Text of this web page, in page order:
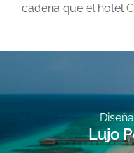
cadena que el hotel
Lujo